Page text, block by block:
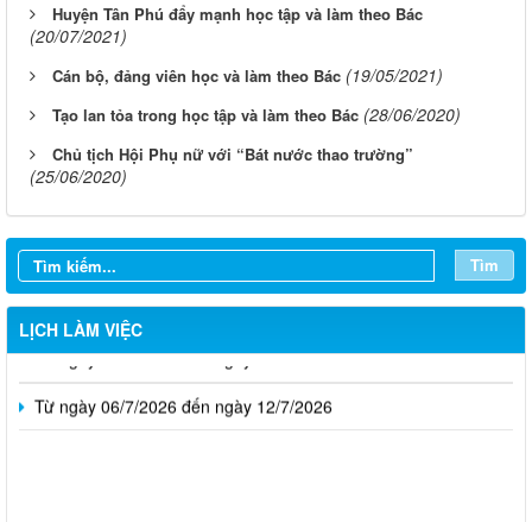
Huyện Tân Phú đẩy mạnh học tập và làm theo Bác
(20/07/2021)
Cán bộ, đảng viên học và làm theo Bác (19/05/2021)
Tạo lan tỏa trong học tập và làm theo Bác (28/06/2020)
Chủ tịch Hội Phụ nữ với “Bát nước thao trường”
(25/06/2020)
Tìm
LỊCH LÀM VIỆC
Từ ngày 27/7/2026 đến ngày 02/8/2026
Từ ngày 20/7/2026 đến ngày 26/7/2026
Từ ngày 13/7/2026 đến ngày 18/7/2026
Từ ngày 06/7/2026 đến ngày 12/7/2026